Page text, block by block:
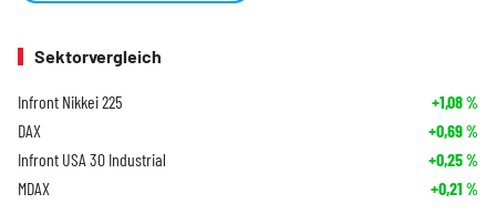
Sektorvergleich
Infront Nikkei 225 +1,08%
DAX +0,69%
Infront USA 30 Industrial +0,25%
MDAX +0,21 %